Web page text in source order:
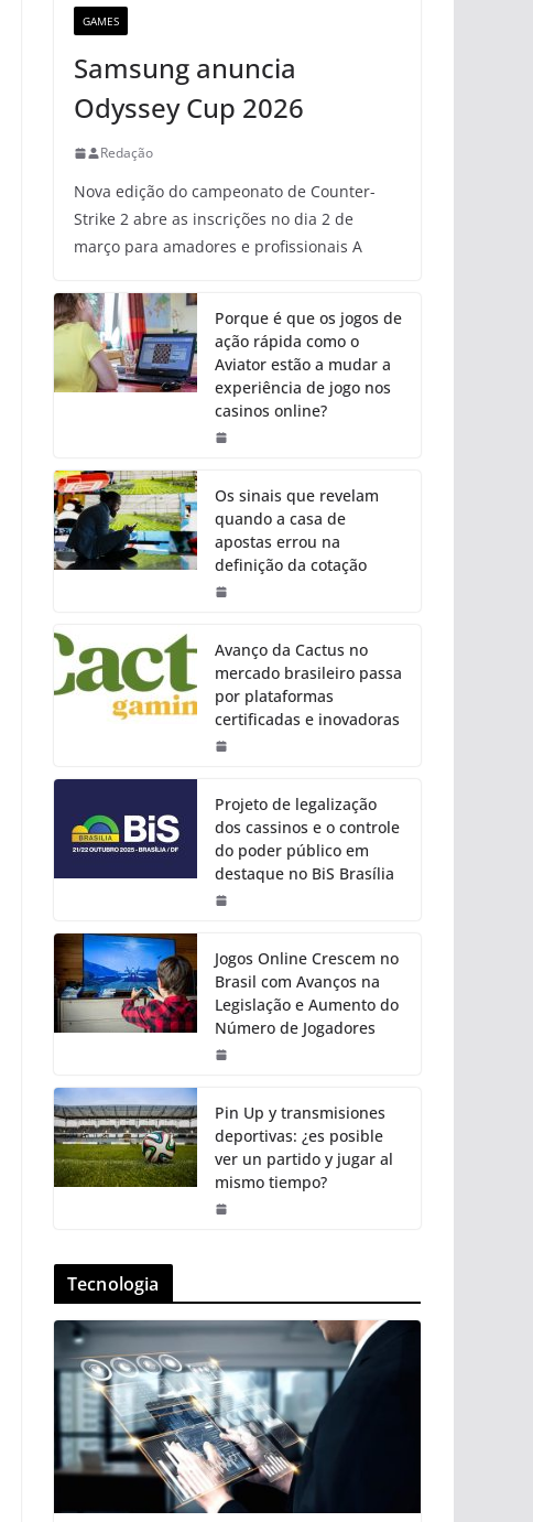
GAMES
Samsung anuncia
Odyssey Cup 2026
Redação
Nova edição do campeonato de Counter-
Strike 2 abre as inscrições no dia 2 de
março para amadores e profissionais A
Porque é que os jogos de
ação rápida como o
Aviator estão a mudar a
experiência de jogo nos
casinos online?
Os sinais que revelam
quando a casa de
apostas errou na
definição da cotação
Avanço da Cactus no
mercado brasileiro passa
por plataformas
certificadas e inovadoras
Projeto de legalização
dos cassinos e o controle
do poder público em
destaque no BiS Brasília
Jogos Online Crescem no
Brasil com Avanços na
Legislação e Aumento do
Número de Jogadores
Pin Up y transmisiones
deportivas: ¿es posible
ver un partido y jugar al
mismo tiempo?
Tecnologia